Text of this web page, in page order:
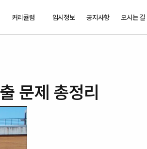
커리큘럼 입시정보 공지사항 오시는 길
문제 총정리